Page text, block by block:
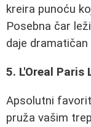
kreira punoću
Posebna čar
daje
5. L'Oreal Paris
Apsolutni
pruža vašim